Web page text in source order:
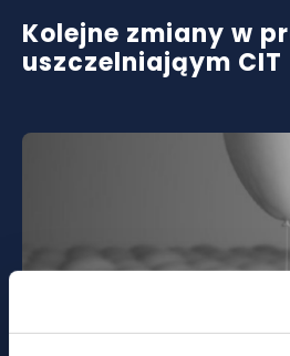
Kolejne zmiany w
uszczelniająym CIT
alerty